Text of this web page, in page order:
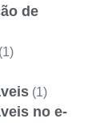
de
(1)
no e-